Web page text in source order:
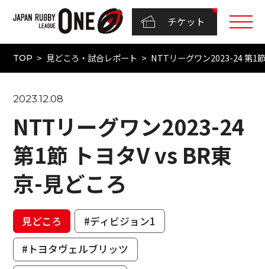
チケット
TOP 見どころ・試合レポート NTTリーグワン2023-24 第1
2023.12.08
NTTリーグワン2023-24
第1節 トヨタV vs BR東
京-見どころ
見どころ
#ディビジョン1
#トヨタヴェルブリッツ